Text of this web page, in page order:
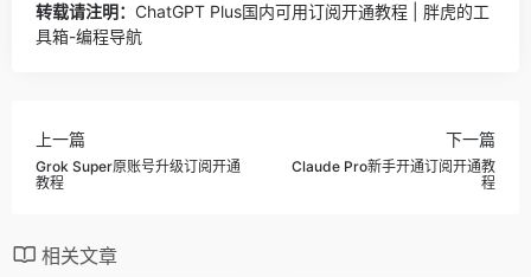
转载请注明： ChatGPT Plus国内可用订阅开通教程 | 胖虎的工
具箱-编程导航
上一篇
Grok Super原账号升级订阅开通
教程
下一篇
Claude Pro新手开通订阅开通教
程
相关文章